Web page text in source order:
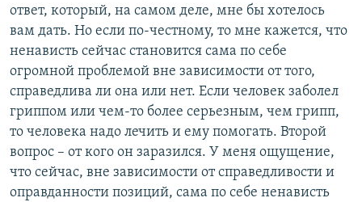
ответ, который, на самом деле, мне бы хотелось
вам дать. Но если по-честному, то мне кажется, что
ненависть сейчас становится сама по себе
огромной проблемой вне зависимости от того,
справедлива ли она или нет. Если человек заболел
гриппом или чем-то более серьезным, чем грипп,
то человека надо лечить и ему помогать. Второй
вопрос – от кого он заразился. У меня ощущение,
что сейчас, вне зависимости от справедливости и
оправданности позиций, сама по себе ненависть